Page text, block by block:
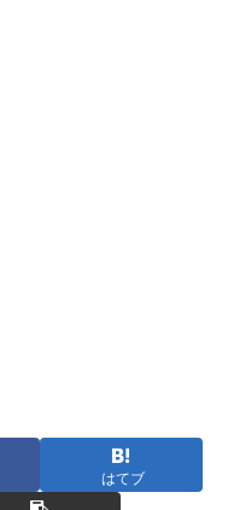
はてブ